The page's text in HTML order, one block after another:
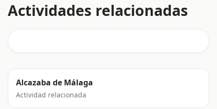
Actividades relacionadas
Alcazaba de Málaga
Actividad relacionada